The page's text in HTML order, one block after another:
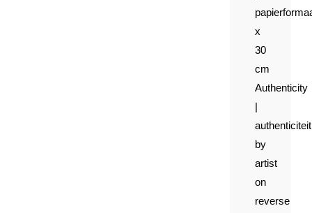
x
30
cm
Authenticity
|
by
artist
on
reverse